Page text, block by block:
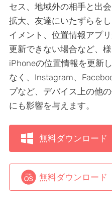
セス、地域外の相手と出
拡大、友達にいたずらを
イメント、位置情報アプ
更新できない場合など、
iPhoneの位置情報を更新
なく、Instagram、
プなど、デバイス上の他
にも影響を与えます。
無料ダウンロード
無料ダウンロード